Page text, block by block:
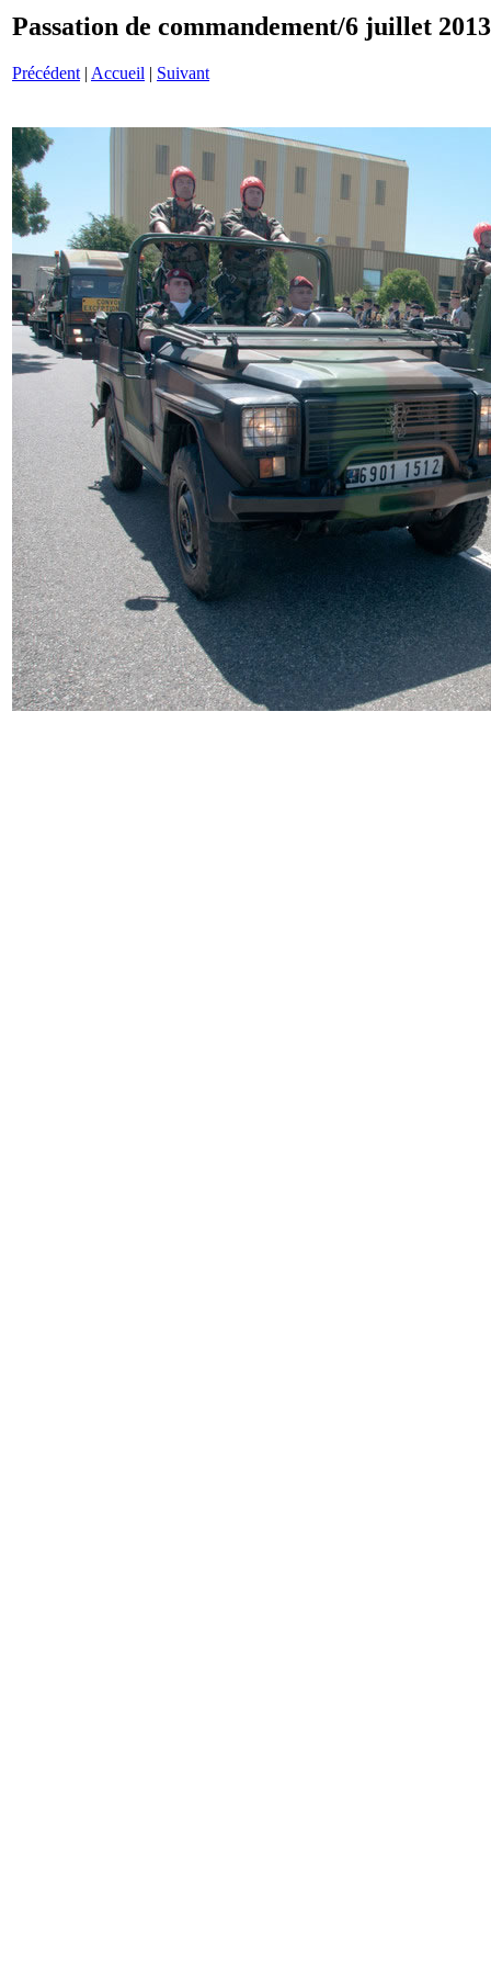
Passation de commandement/6 juillet
Précédent | Accueil | Suivant